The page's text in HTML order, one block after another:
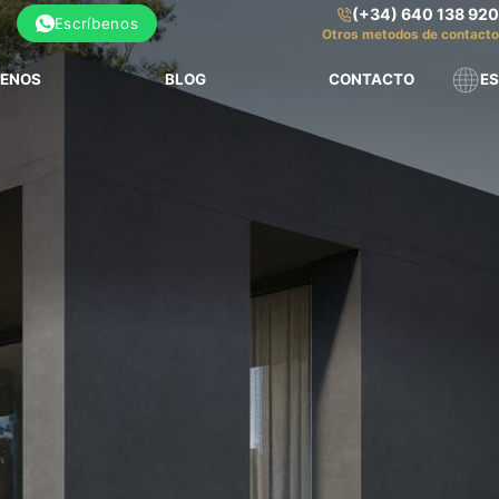
Escríbenos
(+34) 640 138 920
Otros metodos de contacto
BLOG CONTACTO ES